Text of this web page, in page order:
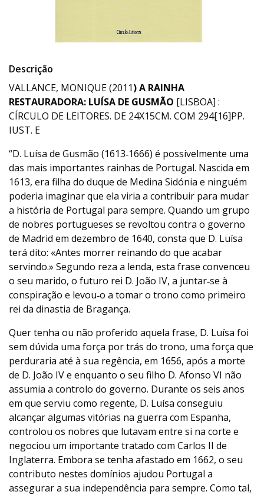
Descrição
VALLANCE, MONIQUE (2011) A RAINHA
RESTAURADORA: LUÍSA DE GUSMÃO [LISBOA] :
CÍRCULO DE LEITORES. DE 24X15CM. COM 294[16]PP.
IUST. E
“D. Luísa de Gusmão (1613­‑1666) é possivelmente uma
das mais importantes rainhas de Portugal. Nascida em
1613, era filha do duque de Medina Sidónia e ninguém
poderia imaginar que ela viria a contribuir para mudar
a história de Portugal para sempre. Quando um grupo
de nobres portugueses se revoltou contra o governo
de Madrid em dezembro de 1640, consta que D. Luísa
terá dito: «Antes morrer reinando do que acabar
servindo.» Segundo reza a lenda, esta frase convenceu
o seu marido, o futuro rei D. João IV, a juntar‑se à
conspiração e levou‑o a tomar o trono como primeiro
rei da dinastia de Bragança.
Quer tenha ou não proferido aquela frase, D. Luísa foi
sem dúvida uma força por trás do trono, uma força que
perduraria até à sua regência, em 1656, após a morte
de D. João IV e enquanto o seu filho D. Afonso VI não
assumia a controlo do governo. Durante os seis anos
em que serviu como regente, D. Luísa conseguiu
alcançar algumas vitórias na guerra com Espanha,
controlou os nobres que lutavam entre si na corte e
negociou um importante tratado com Carlos II de
Inglaterra. Embora se tenha afastado em 1662, o seu
contributo nestes domínios ajudou Portugal a
assegurar a sua independência para sempre. Como tal,